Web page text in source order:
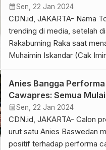
calendar_monthSen, 22 Jan 2024
CDN.id, JAKARTA- Nama
trending di media, setelah
Rakabuming Raka saat
Muhaimin Iskandar (Cak
mantan menteri Presiden
kini Tom berada di sisi Cak
dapat contekan dari Pak
Anies Bangga
Cawapres: Semua
calendar_monthSen, 22 Jan 2024
CDN.id, JAKARTA- Calon
urut satu Anies Baswedan
positif terhadap performa